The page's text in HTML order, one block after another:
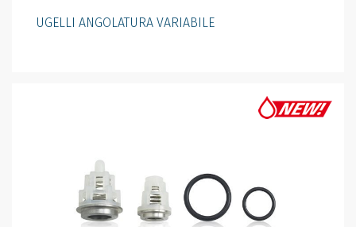
UGELLI ANGOLATURA VARIABILE